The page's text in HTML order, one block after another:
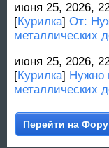
июня 25, 2026,
[Курилка] От:
металлических
июня 25, 2026,
[Курилка] Нужно
металлических
Перейти на